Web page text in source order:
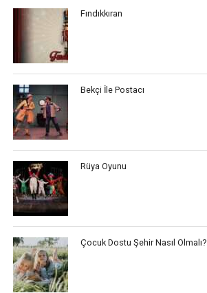
Fındıkkıran
Bekçi İle Postacı
Rüya Oyunu
Çocuk Dostu Şehir Nasıl Olmalı?